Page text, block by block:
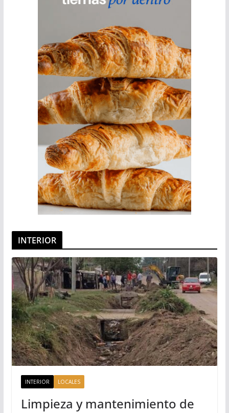
INTERIOR
INTERIOR LOCALES
Limpieza y mantenimiento de